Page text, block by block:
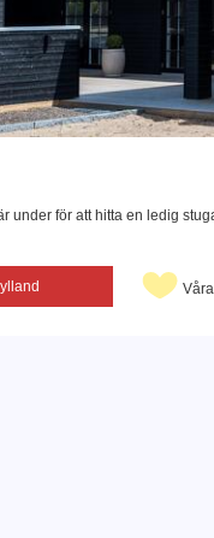
under för att hitta en ledig